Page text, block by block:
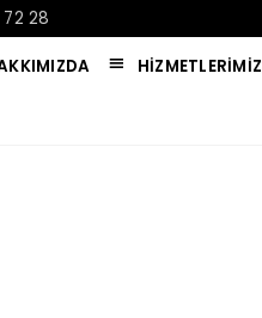
28
HIZMETLERIMIZ